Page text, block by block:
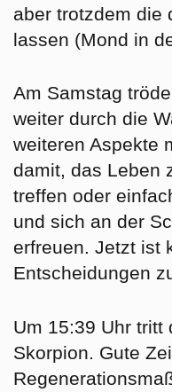
aber trotzdem die
lassen (Mond in
Am Samstag
weiter durch die
weiteren Aspekte
damit, das Leben
treffen oder
und sich an der
erfreuen. Jetzt ist
Entscheidungen
Um 15:39 Uhr tritt
Skorpion . Gute